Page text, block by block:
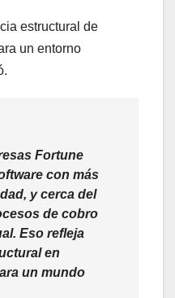
estructural de
un entorno
Fortune
con más
y cerca del
de cobro
Eso refleja
en
un mundo